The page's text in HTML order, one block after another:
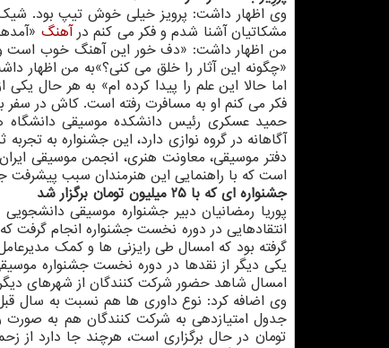
وی اظهار داشت: پرویز خیلی خوش تیپ بود.
مشكاتیان آشنا شدم و فكر می كنم درآهنگ
من اظهار داشت: «دف خور این آهنگ خوب است
«چگونه این آثار را خلق می كنی؟»به من اظهار
اما حالا این علم را پیدا كرده ام» به هر حال
فكر می كنم او به مسافرت رفته است. كاش در سفر
حمید عسكری رئیس دانشكده موسیقی دانشگاه
آگاهانه در گروه نوازی دارد، این جشنواره به
دفتر موسیقی، معاونت هنری، انجمن موسیقی
است كه با راهنمایی این هنرمندان سبب
جشنواره ای كه با ۲۵ میلیون تومان برگزار شد
پوریا رمضانیان دبیر جشنواره موسیقی
انتقادهایی در دوره نخست جشنواره انجام گرفت
گرفته بود كه امسال طی رایزنی ها و كمك
یكی دیگر از نقدها در دوره نخست جشنواره
امسال شاهد حضور شركت كنندگان از شهرهای دیگر
وی اضافه كرد: نوع داوری ها هم نسبت به سال
تومان در حال برگزاری است، هرچند جا دارد از